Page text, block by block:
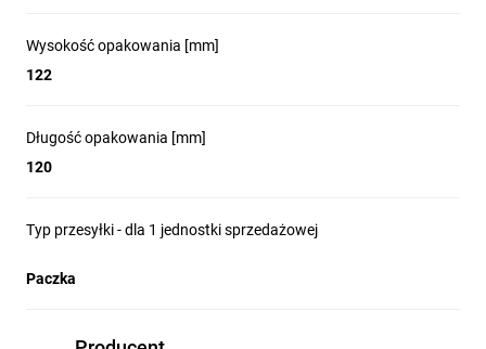
Wysokość opakowania [mm]
122
Długość opakowania [mm]
120
Typ przesyłki - dla 1 jednostki sprzedażowej
Paczka